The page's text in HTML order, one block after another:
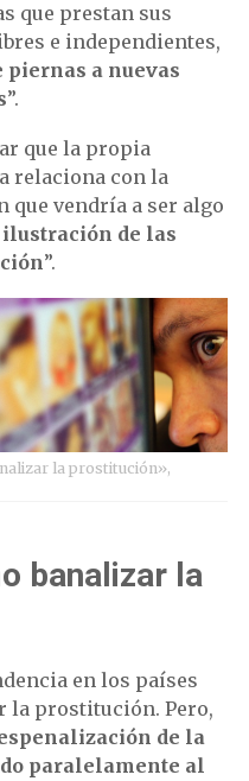
que prestan sus
e independientes,
piernas a nuevas
”.
que la propia
relaciona con la
vendría a ser algo
de las
”.
la prostitución»,
banalizar la
en los países
la prostitución. Pero,
de la
paralelamente al